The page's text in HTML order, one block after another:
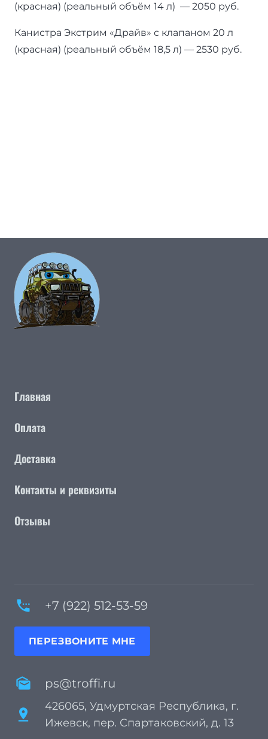
(красная) (реальный объём 14 л) — 2050 руб.
Канистра Экстрим «Драйв» с клапаном 20 л
(красная) (реальный объём 18,5 л) — 2530 руб.
Главная
Оплата
Доставка
Контакты и реквизиты
Отзывы
settings_phone +7 (922) 512-53-59
ПЕРЕЗВОНИТЕ МНЕ
mark_as_unread ps@troffi.ru
pin_drop
426065, Удмуртская Республика, г.
Ижевск, пер. Спартаковский, д. 13